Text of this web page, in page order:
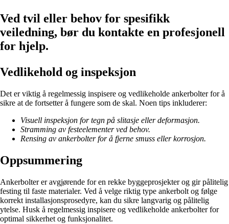
Ved tvil eller behov for spesifikk
veiledning, bør du kontakte en profesjonell
for hjelp.
Vedlikehold og inspeksjon
Det er viktig å regelmessig inspisere og vedlikeholde ankerbolter for å
sikre at de fortsetter å fungere som de skal. Noen tips inkluderer:
Visuell inspeksjon for tegn på slitasje eller deformasjon.
Stramming av festeelementer ved behov.
Rensing av ankerbolter for å fjerne smuss eller korrosjon.
Oppsummering
Ankerbolter er avgjørende for en rekke byggeprosjekter og gir pålitelig
festing til faste materialer. Ved å velge riktig type ankerbolt og følge
korrekt installasjonsprosedyre, kan du sikre langvarig og pålitelig
ytelse. Husk å regelmessig inspisere og vedlikeholde ankerbolter for
optimal sikkerhet og funksjonalitet.